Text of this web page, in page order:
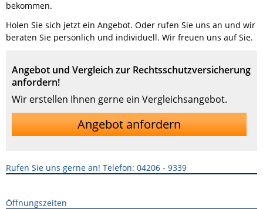
bekommen.
Holen Sie sich jetzt ein Angebot. Oder rufen Sie uns an und wir
beraten Sie persönlich und individuell. Wir freuen uns auf Sie.
Angebot und Vergleich zur Rechtsschutzversicherung
anfordern!
Wir erstellen Ihnen gerne ein Vergleichsangebot.
Angebot anfordern
Rufen Sie uns gerne an! Telefon: 04206 - 9339
Öffnungszeiten